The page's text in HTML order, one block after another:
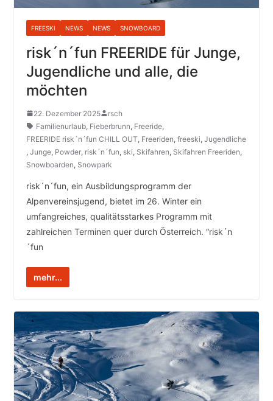
FREESKI NEWS NEWS SNOWBOARD
risk´n´fun FREERIDE für Junge,
Jugendliche und alle, die
möchten
22. Dezember 2025
rsch
Familienurlaub, Fieberbrunn, Freeride,
FREERIDE risk´n´fun CHILL OUT, Freeriden, freeski, Jugendliche
, Junge, Powder, risk´n´fun, ski, Skifahren, Skifahren Freeriden,
Snowboarden, Snowpark
risk´n´fun, ein Ausbildungsprogramm der
Alpenvereinsjugend, bietet im 26. Winter ein
umfangreiches, qualitätsstarkes Programm mit
zahlreichen Terminen quer durch Österreich. “risk´n
´fun
mehr...